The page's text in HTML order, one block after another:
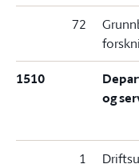
72
1510
og
1